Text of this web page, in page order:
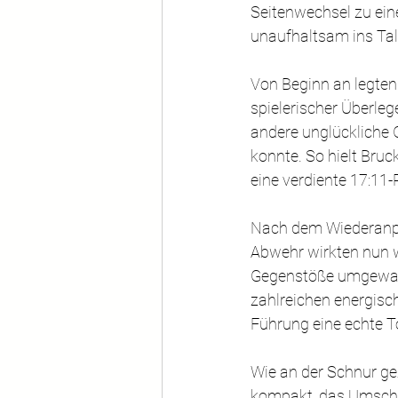
Seitenwechsel zu
unaufhaltsam ins
Von Beginn an
spielerischer
andere unglückliche
konnte. So hielt
eine verdiente
Nach dem
Abwehr wirkten nun
Gegenstöße
zahlreichen
Führung eine echte
Wie an der Schnur